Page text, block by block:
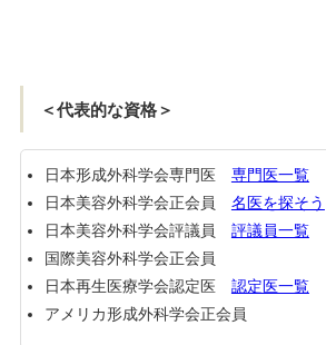
＜代表的な資格＞
日本形成外科学会専門医 専門医一覧
日本美容外科学会正会員 名医を探そう
日本美容外科学会評議員 評議員一覧
国際美容外科学会正会員
日本再生医療学会認定医 認定医一覧
アメリカ形成外科学会正会員